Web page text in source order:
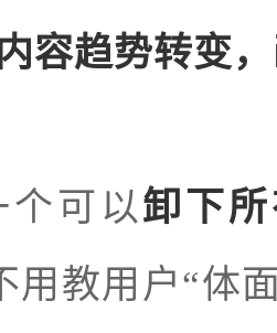
内容趋势转变
个可以卸下
用教用户“体